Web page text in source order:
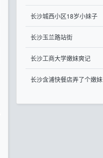
长沙城西小区18岁小妹子
长沙玉兰路站街
长沙工商大学嫩妹爽记
长沙含浦快餐店弄了个嫩妹